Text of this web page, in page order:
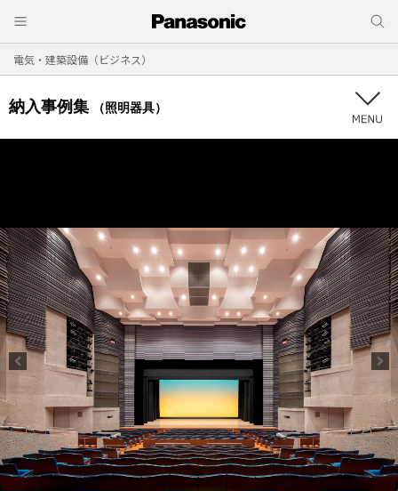
電気・建築設備（ビジネス）
納入事例集 （照明器具）